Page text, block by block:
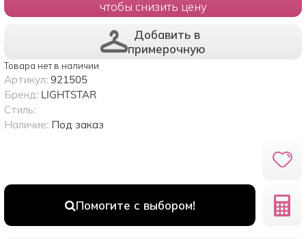
чтобы снизить цену
Добавить в
примерочную
Товара нет в наличии
Помогите с выбором!
Артикул: 921505
Бренд: LIGHTSTAR
Стиль:
Наличие: Под заказ